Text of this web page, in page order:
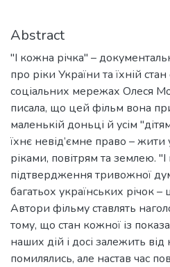
Abstract
"І кожна річка" –
про ріки України та їхній стан
соціальних мережах Олеся
писала, що цей фільм вона
маленькій доньці й усім
їхнє невід’ємне право – жити
ріками, повітрям та землею.
підтвердження тривожної
багатьох українських річок
Автори фільму ставлять
тому, що стан кожної із
наших дій і досі залежить
помилялись, але настав час